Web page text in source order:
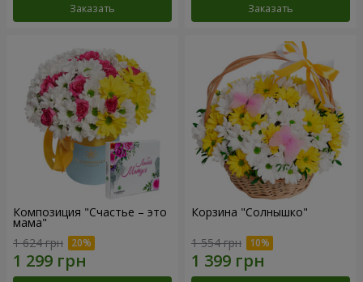
Заказать Заказать
Композиция "Счастье – это
мама"
1 624 грн
Корзина "Солнышко"
1 554 грн